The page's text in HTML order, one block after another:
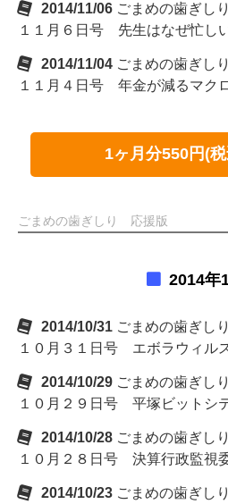
2014/11/06 ごまめの歯ぎ
１１月６日号 先生はなぜ忙し
2014/11/04 ごまめの歯ぎ
１１月４日号 年金が減るマク
1ヶ月分550円(
ごまめの歯ぎしり 応援版
2014年
2014/10/31 ごまめの歯ぎ
１０月３１日号 エボラウィル
2014/10/29 ごまめの歯ぎ
１０月２９日号 平塚ビットシ
2014/10/28 ごまめの歯ぎ
１０月２８日号 決算行政監視
2014/10/23 ごまめの歯ぎ